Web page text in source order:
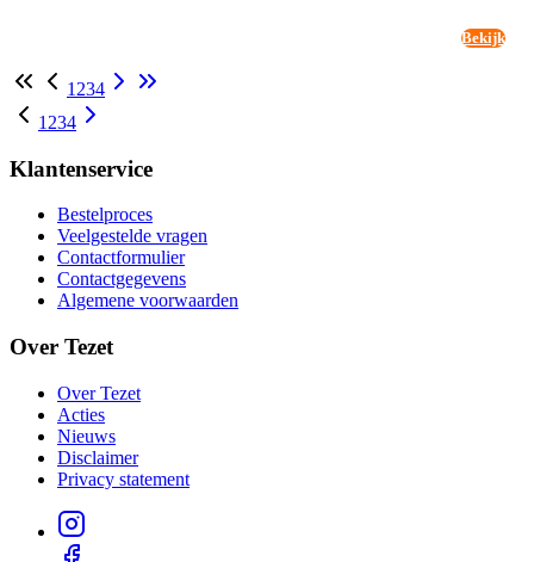
Bekijk
1 234
1 234
Klantenservice
Bestelproces
Veelgestelde vragen
Contactformulier
Contactgegevens
Algemene voorwaarden
Over Tezet
Over Tezet
Acties
Nieuws
Disclaimer
Privacy statement